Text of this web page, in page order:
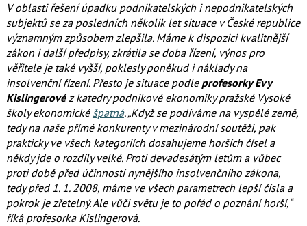
V oblasti řešení úpadku podnikatelských i nepodnikatelských
subjektů se za posledních několik let situace v České republice
významným způsobem zlepšila. Máme k dispozici kvalitnější
zákon i další předpisy, zkrátila se doba řízení, výnos pro
věřitele je také vyšší, poklesly poněkud i náklady na
insolvenční řízení. Přesto je situace podle profesorky Evy
Kislingerovéz katedry podnikové ekonomiky pražské Vysoké
školy ekonomické špatná. „Když se podíváme na vyspělé země,
tedy na naše přímé konkurenty v mezinárodní soutěži, pak
prakticky ve všech kategoriích dosahujeme horších čísel a
někdy jde o rozdíly velké. Proti devadesátým letům a vůbec
proti době před účinností nynějšího insolvenčního zákona,
tedy před 1. 1. 2008, máme ve všech parametrech lepší čísla a
pokrok je zřetelný. Ale vůči světu je to pořád o poznání horší,“
říká profesorka Kislingerová.